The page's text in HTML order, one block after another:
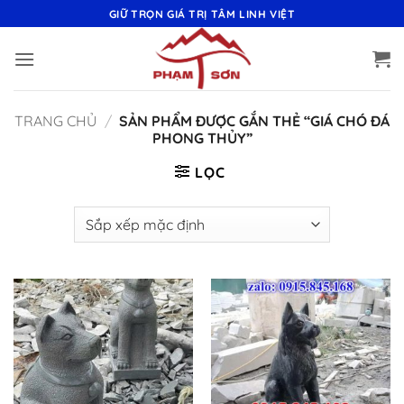
qua
nội
GIỮ TRỌN GIÁ TRỊ TÂM LINH VIỆT
TRANG CHỦ / SẢN PHẨM ĐƯỢC GẮN THẺ “GIÁ CHÓ ĐÁ
PHONG THỦY”
LỌC